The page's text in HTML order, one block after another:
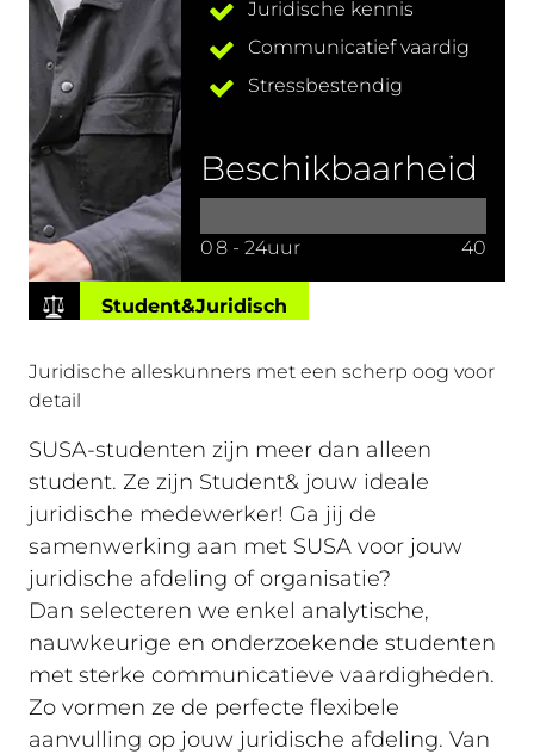
Student&Juridisch
Juridische kennis
Communicatief vaardig
Stressbestendig
Beschikbaarheid
0 40
8 - 24uur
Juridische alleskunners met een scherp oog voor
detail
SUSA-studenten zijn meer dan alleen
student. Ze zijn Student& jouw ideale
juridische medewerker! Ga jij de
samenwerking aan met SUSA voor jouw
juridische afdeling of organisatie?
Dan selecteren we enkel analytische,
nauwkeurige en onderzoekende studenten
met sterke communicatieve vaardigheden.
Zo vormen ze de perfecte flexibele
aanvulling op jouw juridische afdeling. Van